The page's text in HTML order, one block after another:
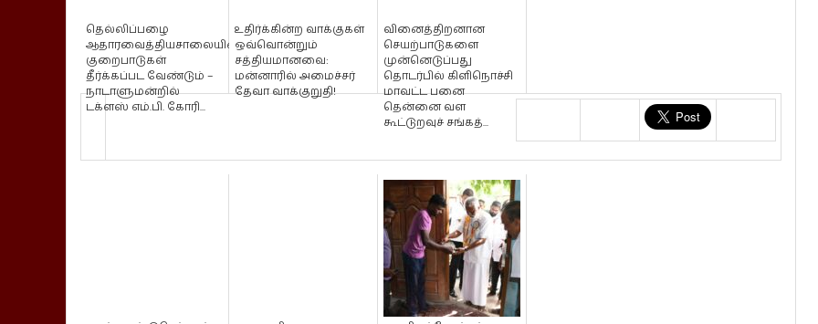
தெல்லிப்பழை
ஆதாரவைத்தியசாலையின்
குறைபாடுகள்
தீர்க்கப்பட வேண்டும் –
நாடாளுமன்றில்
டக்ளஸ் எம்.பி. கோரி...
உதிர்க்கின்ற வாக்குகள்
ஒவ்வொன்றும்
சத்தியமானவை:
மன்னாரில் அமைச்சர்
தேவா வாக்குறுதி!
வினைத்திறனான
செயற்பாடுகளை
முன்னெடுப்பது
தொடர்பில் கிளிநொச்சி
மாவட்ட பனை
தென்னை வள
கூட்டுறவுச் சங்கத்...